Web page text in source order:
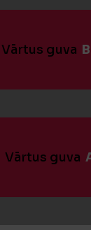
Vārtus guva
Vārtus guva